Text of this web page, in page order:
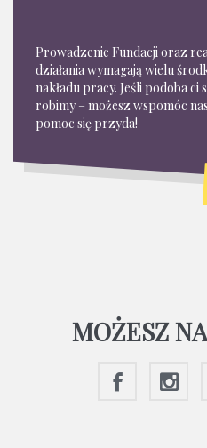
Prowadzenie Fundacji oraz
działania wymagają wielu
nakładu pracy. Jeśli podoba ci
robimy – możesz wspomóc
pomoc się przyda!
MOŻESZ